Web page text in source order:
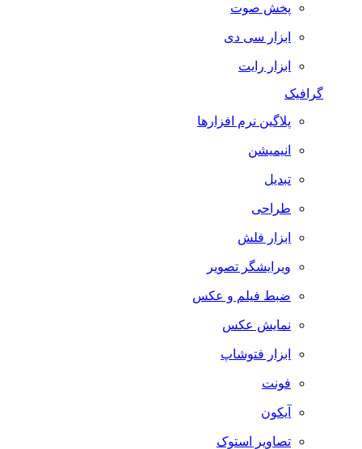
پخش صوت
ابزار سی دی
ابزار رایت
گرافیک
پلاگین نرم افزارها
انیمیشن
تبدیل
طراحی
ابزار فلش
ویرایشگر تصویر
ضبط فيلم و عكس
نمایش عکس
ابزار فتوشاپ
فونت
آیکون
تصاویر استوک